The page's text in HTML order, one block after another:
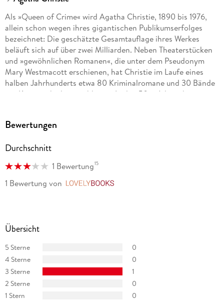
Als »Queen of Crime« wird Agatha Christie, 1890 bis 1976,
allein schon wegen ihres gigantischen Publikumserfolges
bezeichnet: Die geschätzte Gesamtauflage ihres Werkes
beläuft sich auf über zwei Milliarden. Neben Theaterstücken
und »gewöhnlichen Romanen«, die unter dem Pseudonym
Mary Westmacott erschienen, hat Christie im Laufe eines
halben Jahrhunderts etwa 80 Kriminalromane und 30 Bände
mit Kurzgeschichten publiziert. In den 50er Jahren begann
heute, nach über 70-jähriger Laufzeit, im St. Martin s Theatre
eine der höchsten Auszeichnungen Großbritanniens
verliehen der Titel »Dame Commander of the British Empire«.
Bewertungen
Durchschnitt
1 Bewertung15
1 Bewertung von
Übersicht
5 Sterne
0
4 Sterne
0
3 Sterne
1
2 Sterne
0
1 Stern
0